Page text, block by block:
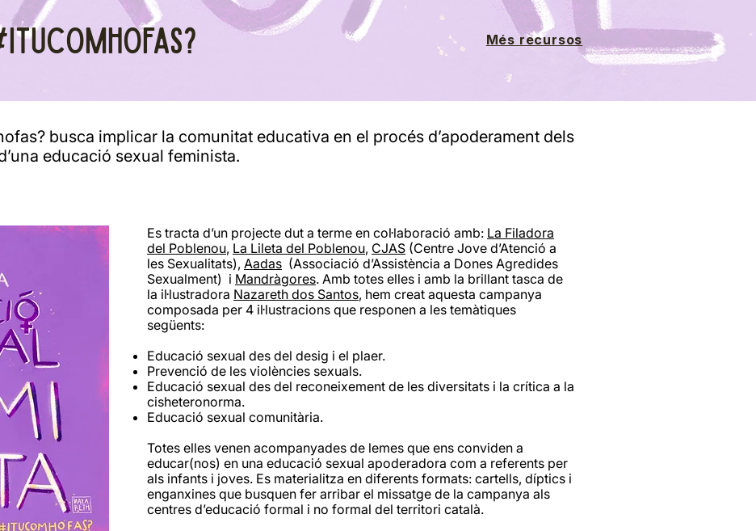
Més recursos
busca implicar la comunitat educativa en el procés d’apoderament dels
educació sexual feminista.
Es tracta d’un projecte dut a terme en col·laboració amb: La Filadora
del Poblenou, La Lileta del Poblenou, CJAS (Centre Jove d’Atenció a
les Sexualitats), Aadas (Associació d’Assistència a Dones Agredides
Sexualment) i Mandràgores. Amb totes elles i amb la brillant tasca de
la il·lustradora Nazareth dos Santos, hem creat aquesta campanya
composada per 4 il·lustracions que responen a les temàtiques
següents:
Educació sexual des del desig i el plaer.
Prevenció de les violències sexuals.
Educació sexual des del reconeixement de les diversitats i la crítica a la
cisheteronorma.
Educació sexual comunitària.
Totes elles venen acompanyades de lemes que ens conviden a
educar(nos) en una educació sexual apoderadora com a referents per
als infants i joves. Es materialitza en diferents formats: cartells, díptics i
enganxines que busquen fer arribar el missatge de la campanya als
centres d’educació formal i no formal del territori català.